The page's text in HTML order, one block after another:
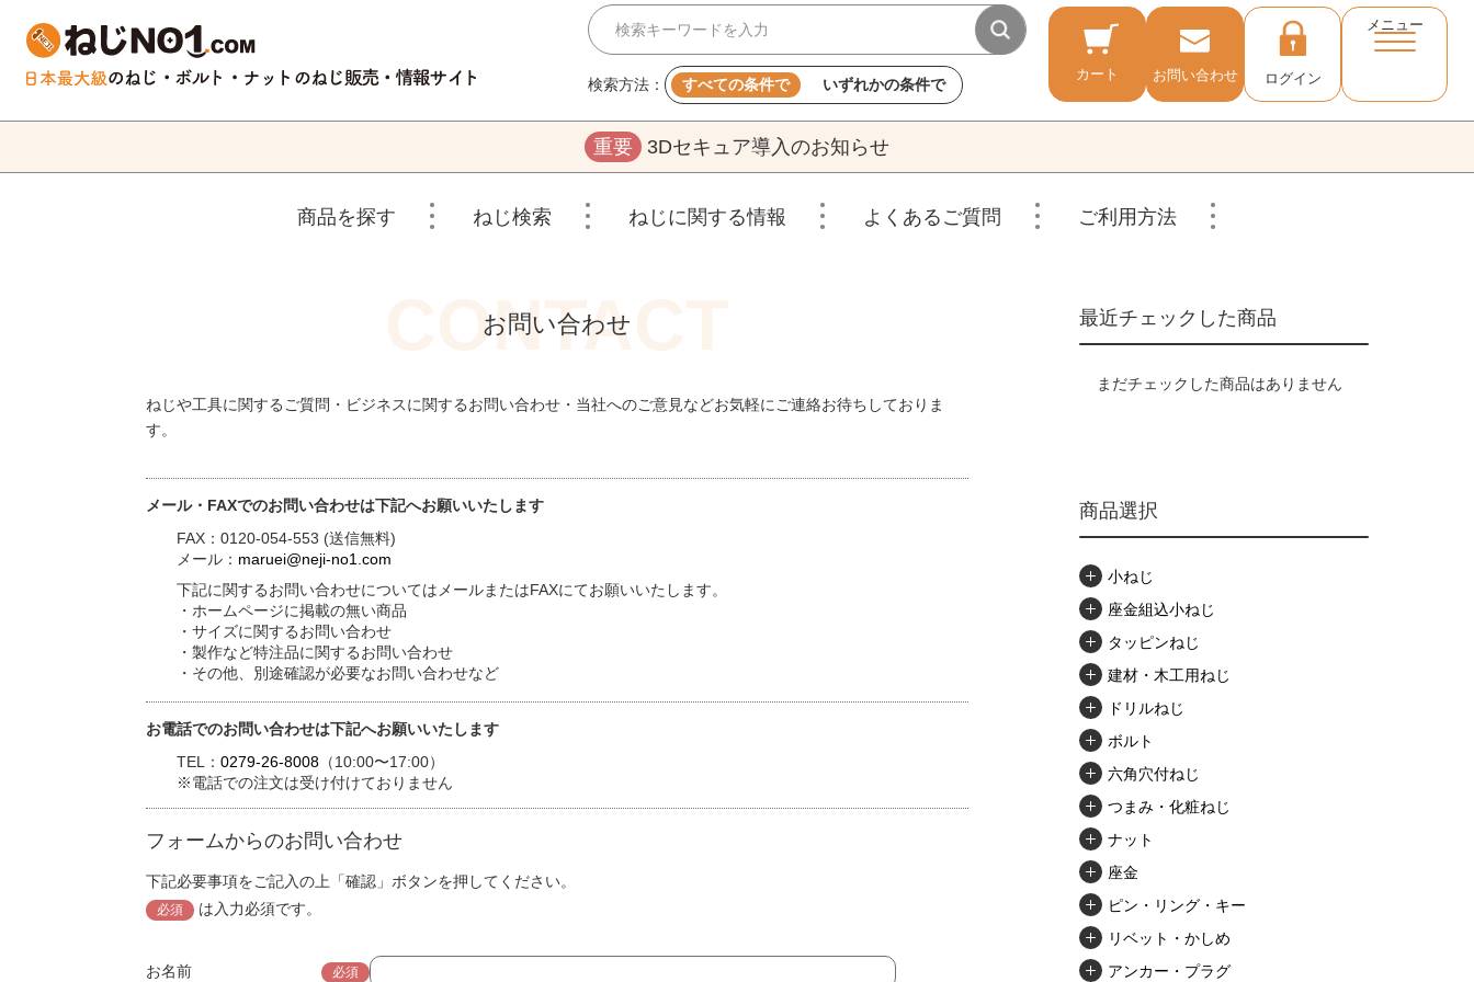
検索方法： すべての条件で いずれかの条件で
カート お問い合わせ ログイン
メニュー
重要 3Dセキュア導入のお知らせ
商品を探す ねじ検索 ねじに関する情報 よくあるご質問 ご利用方法
お問い合わせ
ねじや工具に関するご質問・ビジネスに関するお問い合わせ・当社へのご意見などお気軽にご連絡お待ちしておりま
す。
メール・FAXでのお問い合わせは下記へお願いいたします
FAX：0120-054-553 (送信無料)
メール： maruei@neji-no1.com
下記に関するお問い合わせについてはメールまたはFAXにてお願いいたします。
・ホームページに掲載の無い商品
・サイズに関するお問い合わせ
・製作など特注品に関するお問い合わせ
・その他、別途確認が必要なお問い合わせなど
お電話でのお問い合わせは下記へお願いいたします
TEL： 0279-26-8008 （10:00〜17:00）
※電話での注文は受け付けておりません
フォームからのお問い合わせ
下記必要事項をご記入の上「確認」ボタンを押してください。
必須 は入力必須です。
お名前 必須
最近チェックした商品
まだチェックした商品はありません
商品選択
小ねじ
座金組込小ねじ
タッピンねじ
建材・木工用ねじ
ドリルねじ
ボルト
六角穴付ねじ
つまみ・化粧ねじ
ナット
座金
ピン・リング・キー
リベット・かしめ
アンカー・プラグ